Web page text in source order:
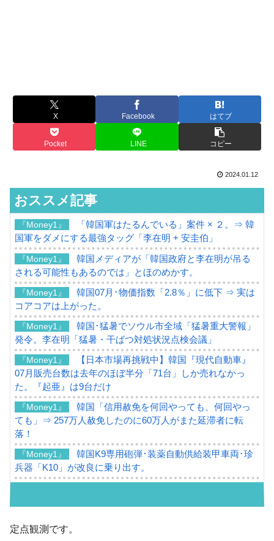
X Facebook はてブ
Pocket LINE コピー
2024.01.12
おススメ記事
『Money1』
「韓国軍はたるんでいる」案件 × ２。⇒ 韓
国軍をダメにする最強タッグ「李在明 + 安圭伯」
『Money1』
韓国メディアが「韓国政府と李在明が吊る
される可能性もあるのでは」とほのめかす。
『Money1』
韓国07月･物価指数「2.8％」に低下 ⇒ 実は
コアコアは上がった。
『Money1』
韓国･猛暑でソウル市全域「猛暑重大警報」
発令。李在明「猛暑・干ばつ対処状況点検会議」
『Money1』
【日本市場再挑戦中】韓国『現代自動車』
07月販売台数は去年のほぼ半分「71台」しか売れなかっ
た。『起亜』は9台だけ
『Money1』
韓国「信用赦免を何回やっても、何回やっ
ても」⇒ 257万人赦免したのに60万人がまた延滞者に転
落！
『Money1』
韓国K9専用砲弾･装薬自動供給装甲車両･珍
兵器「K10」が改良に乗り出す。
『Money1』
や、若者に起業させよう」⇒ どんな雇用対策だソレ。
定点観測です。